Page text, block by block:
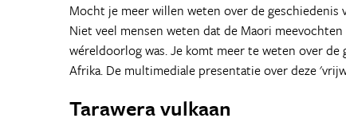
Mocht je meer willen weten over de geschiedenis
Niet veel mensen weten dat de Maori
wéreldoorlog was. Je komt meer te weten over
Afrika. De multimediale presentatie over deze
Tarawera vulkaan